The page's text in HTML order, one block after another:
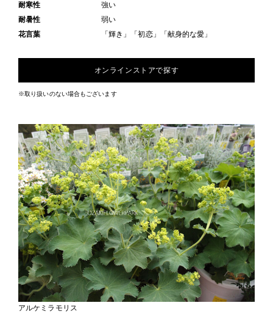
耐寒性
強い
耐暑性
弱い
花言葉
「輝き」「初恋」「献身的な愛」
オンラインストアで探す
※取り扱いのない場合もございます
アルケミラモリス